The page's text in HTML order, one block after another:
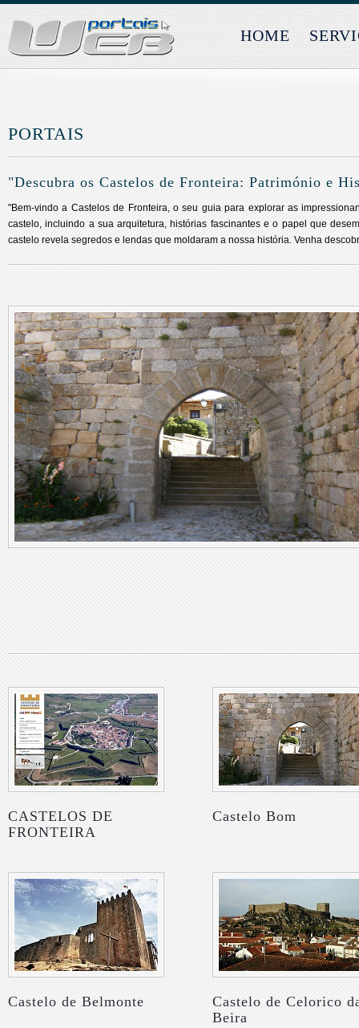
HOME
PORTAIS
"Descubra os Castelos de Fronteira: Património e
"Bem-vindo a Castelos de Fronteira, o seu guia para explorar as
castelo, incluindo a sua arquitetura, histórias fascinantes e o papel que
castelo revela segredos e lendas que moldaram a nossa história. Venha
CASTELOS DE
FRONTEIRA
Castelo Bom
Castelo de Belmonte
Castelo de Celorico
Beira